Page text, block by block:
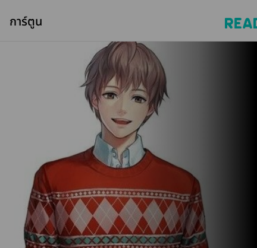
การ์ตูน